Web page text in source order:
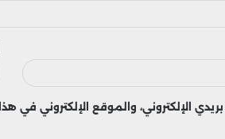
الإلكتروني، والموقع الإلكتروني في